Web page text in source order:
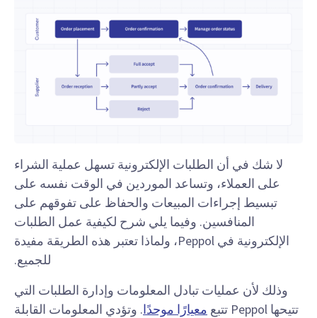
لا شك في أن الطلبات الإلكترونية تسهل عملية الشراء
على العملاء، وتساعد الموردين في الوقت نفسه على
تبسيط إجراءات المبيعات والحفاظ على تفوقهم على
المنافسين. وفيما يلي شرح لكيفية عمل الطلبات
الإلكترونية في Peppol، ولماذا تعتبر هذه الطريقة مفيدة
للجميع.
وذلك لأن عمليات تبادل المعلومات وإدارة الطلبات التي
تتيحها Peppol تتبع
معيارًا موحدًا. وتؤدي المعلومات القابلة